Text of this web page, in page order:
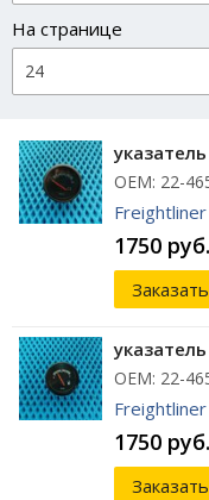
На странице
ОЕМ: 22-
Freightliner
1750 руб.
Заказать
ОЕМ: 22-
Freightliner
1750 руб.
Заказать